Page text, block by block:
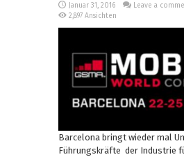
Januar 31, 2016
Leave a
2,897 Ansichten
Barcelona bringt wieder mal
Führungskräfte der Industrie